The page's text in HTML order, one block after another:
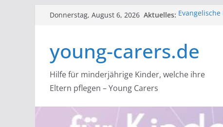
ZumDonnerstag, August 6, 2026 Aktuelles:
Young
Carern helfen
Angehörigen
über einen
mit dem
young-carers.de
Hilfe für minderjährige Kinder, welche ihre
Eltern pflegen – Young Carers